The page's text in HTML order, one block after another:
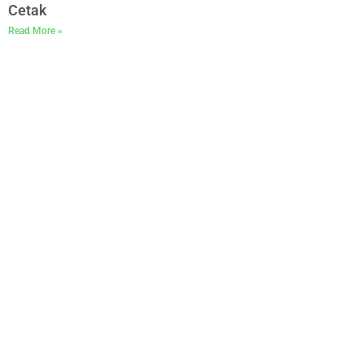
Cetak
Read More »